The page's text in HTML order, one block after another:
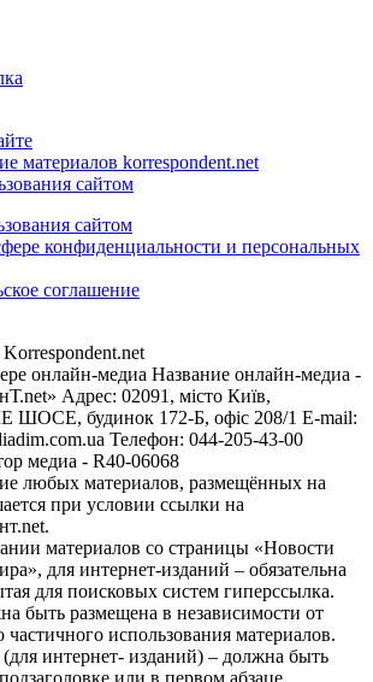
материалов korrespondent.net
сайтом
сайтом
конфиденциальности и персональных
соглашение
онлайн-медиа Название онлайн-медиа -
Адрес: 02091, місто Київ,
будинок 172-Б, офіс 208/1 E-mail:
Телефон: 044-205-43-00
медиа - R40-06068
любых материалов, размещённых на
при условии ссылки на
материалов со страницы «Новости
для интернет-изданий – обязательна
для поисковых систем гиперссылка.
быть размещена в независимости от
частичного использования материалов.
интернет- изданий) – должна быть
или в первом абзаце